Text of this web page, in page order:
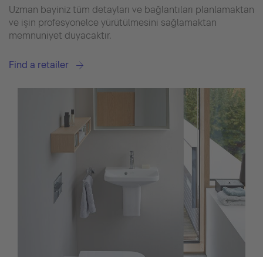
Uzman bayiniz tüm detayları ve bağlantıları planlamaktan
ve işin profesyonelce yürütülmesini sağlamaktan
memnuniyet duyacaktır.
Find a retailer